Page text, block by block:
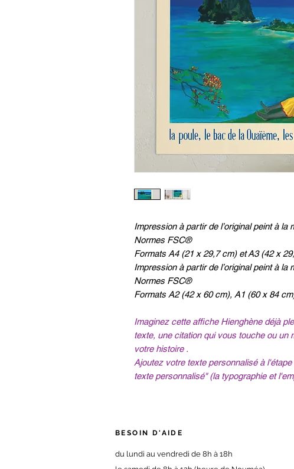
Impression à partir de l’original peint à la
Normes FSC®
Formats A4 (21 x 29,7 cm) et A3 (42 x
Impression à partir de l’original peint à la
Normes FSC®
Formats A2 (42 x 60 cm), A1 (60 x 84
Imaginez cette affiche Hienghène déjà
texte, une citation qui vous touche ou un
votre histoire .
Ajoutez votre texte personnalisé à
texte personnalisé" (la typographie et
BESOIN D'AIDE
du lundi au vendredi de 8h à 18h